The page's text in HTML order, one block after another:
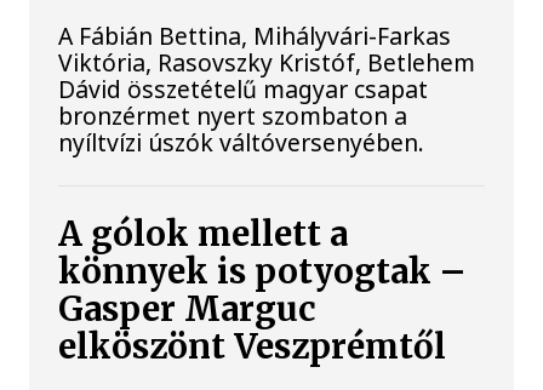
A Fábián Bettina, Mihályvári-Farkas
Viktória, Rasovszky Kristóf, Betlehem
Dávid összetételű magyar csapat
bronzérmet nyert szombaton a
nyíltvízi úszók váltóversenyében.
A gólok mellett a
könnyek is potyogtak –
Gasper Marguc
elköszönt Veszprémtől